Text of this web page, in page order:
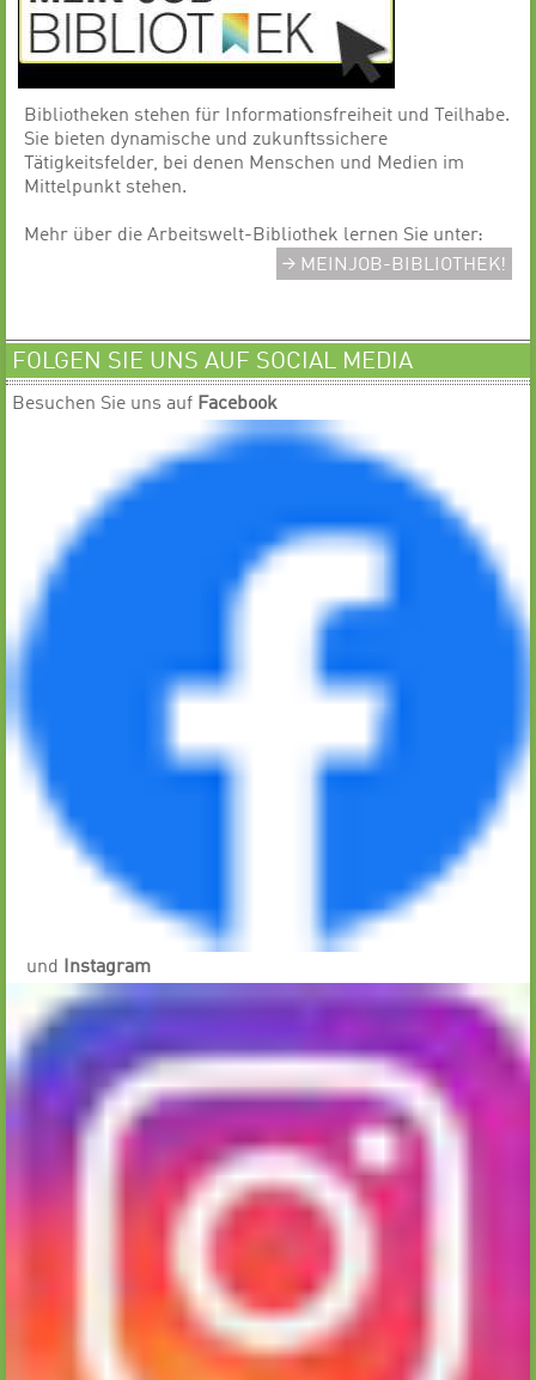
Bibliotheken stehen für Informationsfreiheit und Teilhabe.
Sie bieten dynamische und zukunftssichere
Tätigkeitsfelder, bei denen Menschen und Medien im
Mittelpunkt stehen.
Mehr über die Arbeitswelt-Bibliothek lernen Sie unter:
MEINJOB-BIBLIOTHEK!
FOLGEN SIE UNS AUF SOCIAL MEDIA
Besuchen Sie uns auf Facebook
und Instagram